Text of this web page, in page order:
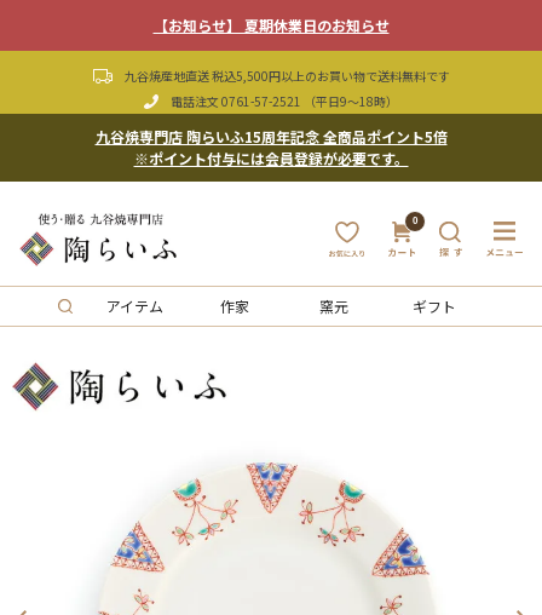
【お知らせ】 夏期休業日のお知らせ
九谷焼産地直送 税込5,500円以上のお買い物で送料無料です
電話注文 0761-57-2521 （平日9〜18時）
九谷焼専門店 陶らいふ15周年記念 全商品ポイント5倍
※ポイント付与には会員登録が必要です。
0
アイテム 作家 窯元 ギフト